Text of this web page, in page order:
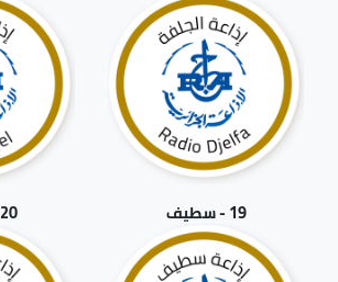
19 - سطيف 20 - سعيدة